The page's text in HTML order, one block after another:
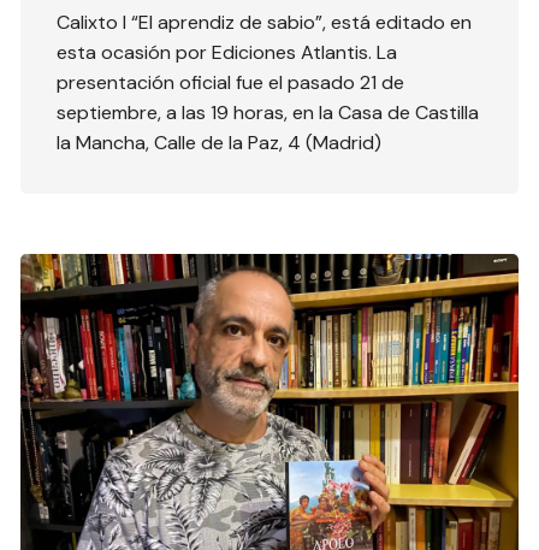
Calixto I “El aprendiz de sabio”, está editado en
esta ocasión por Ediciones Atlantis. La
presentación oficial fue el pasado 21 de
septiembre, a las 19 horas, en la Casa de Castilla
la Mancha, Calle de la Paz, 4 (Madrid)